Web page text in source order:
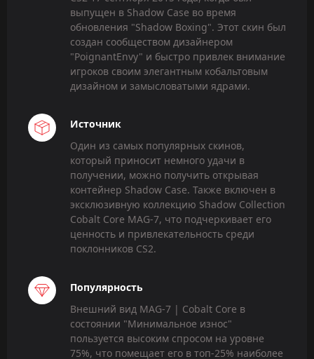
выпущен в Shadow Case во время
обновления "Shadow Boxing". Этот скин был
создан сообществом дизайнером
"PoignantEnvy" и быстро привлек внимание
игроков своим элегантным кобальтовым
дизайном и замысловатыми ядрами.
Источник
Один из самых популярных скинов,
который приносит немного удачи в
получении, можно получить открывая
контейнер Shadow Case. Также включен в
эксклюзивную коллекцию Shadow Collection
Cobalt Core MAG-7, что подчеркивает его
ценность и привлекательность среди
поклонников CS2.
Популярность
Внешний вид MAG-7 | Cobalt Core в
состоянии "Минимальное износ"
пользуется высоким спросом на уровне
75%, что помещает его в топ-25% наиболее